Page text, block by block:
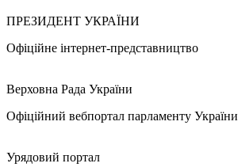
ПРЕЗИДЕНТ УКРАЇНИ
Офіційне інтернет-представництво
Верховна Рада України
Офіційний вебпортал парламенту України
Урядовий портал